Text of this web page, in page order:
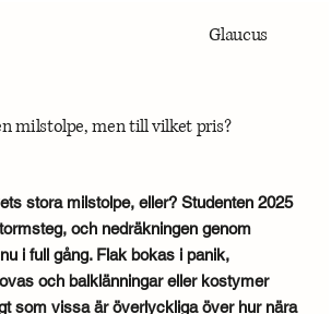
Glaucus
milstolpe, men till vilket pris?
stora milstolpe, eller? Studenten 2025
och nedräkningen genom
i full gång. Flak bokas i panik,
och balklänningar eller kostymer
som vissa är överlyckliga över hur nära